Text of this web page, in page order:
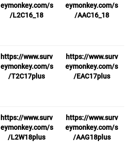
eymonkey.com/s
/L2C16_18
eymonkey.com/s
/AAC16_18
https://www.surv
eymonkey.com/s
/T2C17plus
https://www.surv
eymonkey.com/s
/EAC17plus
https://www.surv
eymonkey.com/s
/L2W18plus
https://www.surv
eymonkey.com/s
/AAG18plus